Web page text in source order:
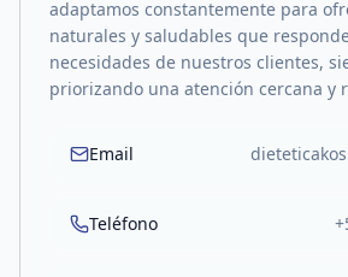
adaptamos constantemente para
naturales y saludables que
necesidades de nuestros clientes,
priorizando una atención cercana y
Email
Teléfono